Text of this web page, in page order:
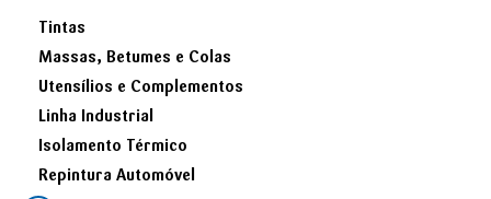
Tintas
Massas, Betumes e Colas
Utensílios e Complementos
Linha Industrial
Isolamento Térmico
Repintura Automóvel